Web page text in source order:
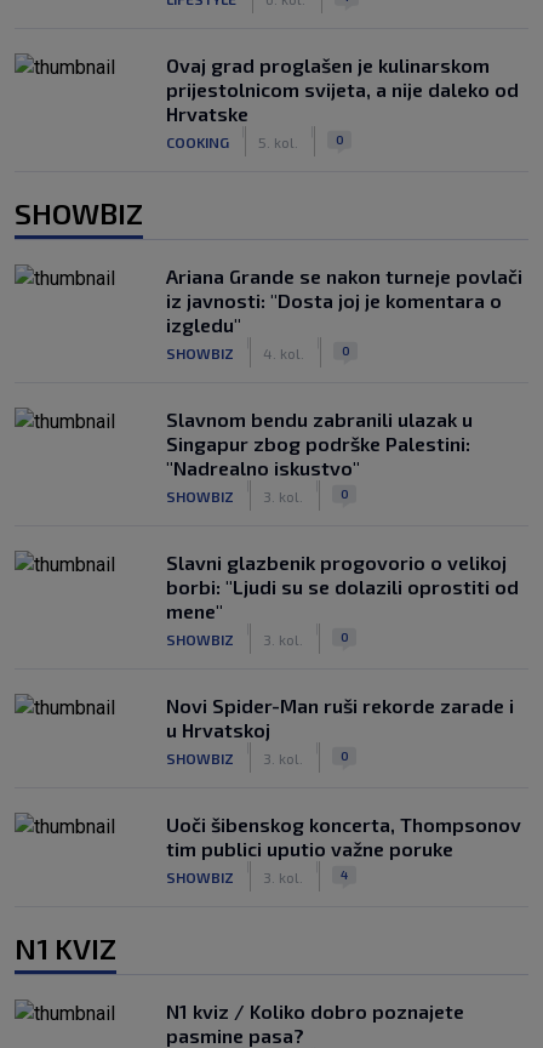
Ovaj grad proglašen je kulinarskom
prijestolnicom svijeta, a nije daleko od
Hrvatske
COOKING 5. kol. 0
SHOWBIZ
Ariana Grande se nakon turneje povlači
iz javnosti: "Dosta joj je komentara o
izgledu"
SHOWBIZ 4. kol. 0
Slavnom bendu zabranili ulazak u
Singapur zbog podrške Palestini:
"Nadrealno iskustvo"
SHOWBIZ 3. kol. 0
Slavni glazbenik progovorio o velikoj
borbi: "Ljudi su se dolazili oprostiti od
mene"
SHOWBIZ 3. kol. 0
Novi Spider-Man ruši rekorde zarade i
u Hrvatskoj
SHOWBIZ 3. kol. 0
Uoči šibenskog koncerta, Thompsonov
tim publici uputio važne poruke
SHOWBIZ 3. kol. 4
N1 KVIZ
N1 kviz / Koliko dobro poznajete
pasmine pasa?